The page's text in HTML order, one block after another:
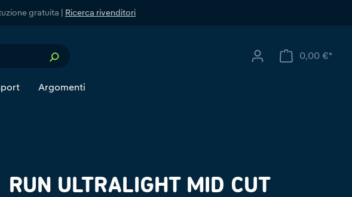
gratuita | Ricerca rivenditori
Argomenti
0,00 €*Il
RUN ULTRALIGHT MID CUT